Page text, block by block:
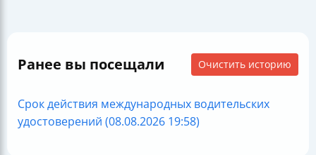
Ранее вы посещали Очистить историю
Срок действия международных водительских
удостоверений (08.08.2026 19:58)